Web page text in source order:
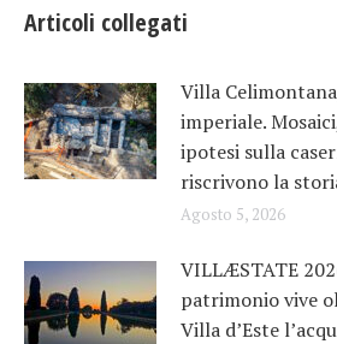
Articoli collegati
Villa
imperiale.
ipotesi sulla
riscrivono la
Agosto 5, 2026
VILLÆSTATE
patrimonio vive
Villa d’Este